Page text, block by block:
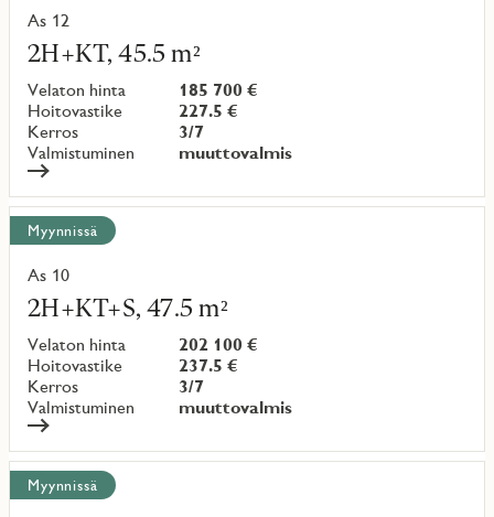
As 12
2H+KT, 45.5 m²
Velaton hinta
185 700 €
Hoitovastike
227.5 €
Kerros
3/7
Valmistuminen
muuttovalmis
Lue
lisää
kohteesta
Myynnissä
As 10
2H+KT+S, 47.5 m²
Velaton hinta
202 100 €
Hoitovastike
237.5 €
Kerros
3/7
Valmistuminen
muuttovalmis
Lue
lisää
kohteesta
Myynnissä